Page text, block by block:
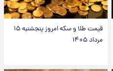
قیمت طلا و سکه امروز پنجشنبه ۱۵
مرداد ۱۴۰۵